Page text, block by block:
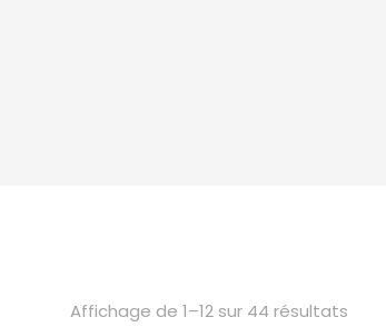
Affichage de 1–12 sur 44 résultats